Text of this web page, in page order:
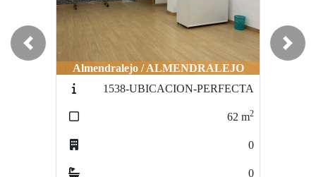
Almendralejo / ALMENDRALEJO
1538-UBICACION-PERFECTA
m2
Almendralejo / ALMENDRALEJO
1561-INMEJORABLELOCAL
Previous Next